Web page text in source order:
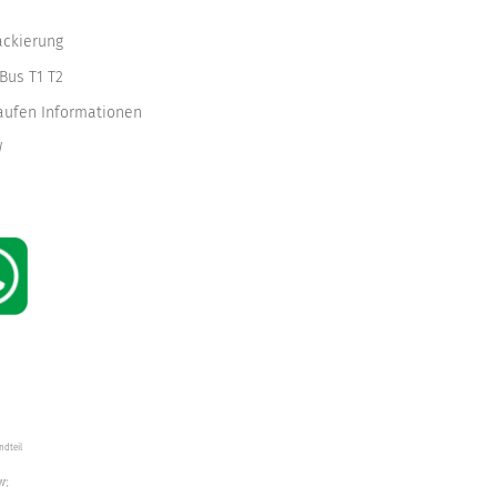
T1 T2
Informationen